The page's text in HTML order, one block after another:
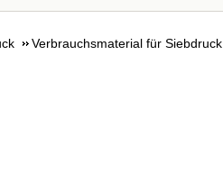
Verbrauchsmaterial für Siebdruck